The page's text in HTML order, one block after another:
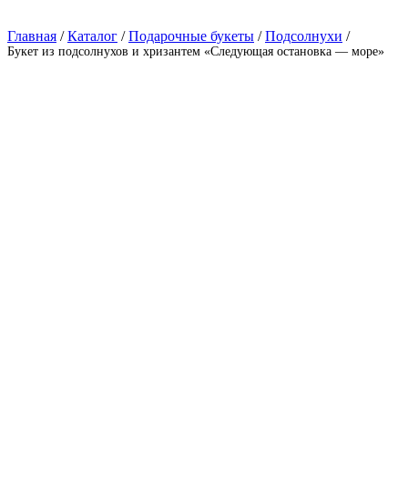
Главная /Каталог /Подарочные букеты /Подсолнухи /
Букет из подсолнухов и хризантем «Следующая остановка — море»